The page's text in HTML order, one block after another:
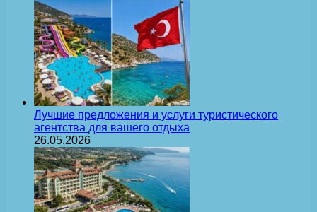
Лучшие предложения и услуги туристического
агентства для вашего отдыха
26.05.2026